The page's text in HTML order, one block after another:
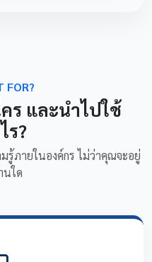
FOR?
ร และนำไปใช้
ร?
รู้ภายในองค์กร ไม่ว่าคุณจะอยู่
นใด